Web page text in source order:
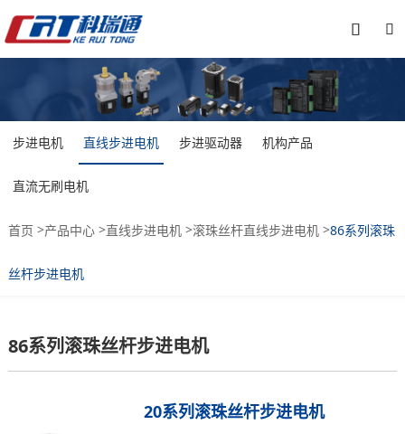


步进电机 直线步进电机 步进驱动器 机构产品
直流无刷电机
首页 >产品中心>直线步进电机>滚珠丝杆直线步进电机>86系列滚珠
丝杆步进电机
86系列滚珠丝杆步进电机
20系列滚珠丝杆步进电机